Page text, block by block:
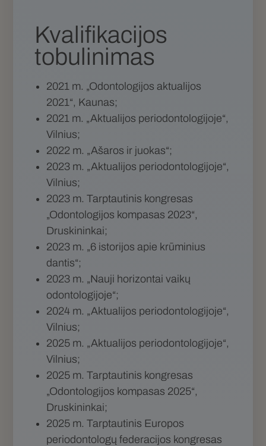
Kvalifikacijos
tobulinimas
2021 m. „Odontologijos aktualijos
2021“, Kaunas;
2021 m. „Aktualijos periodontologijoje“,
Vilnius;
2022 m. „Ašaros ir juokas“;
2023 m. „Aktualijos periodontologijoje“,
Vilnius;
2023 m. Tarptautinis kongresas
„Odontologijos kompasas 2023“,
Druskininkai;
2023 m. „6 istorijos apie krūminius
dantis“;
2023 m. „Nauji horizontai vaikų
odontologijoje“;
2024 m. „Aktualijos periodontologijoje“,
Vilnius;
2025 m. „Aktualijos periodontologijoje“,
Vilnius;
2025 m. Tarptautinis kongresas
„Odontologijos kompasas 2025“,
Druskininkai;
2025 m. Tarptautinis Europos
periodontologų federacijos kongresas